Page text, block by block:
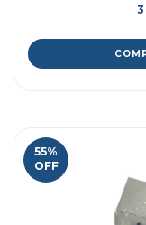
3
55%
OFF